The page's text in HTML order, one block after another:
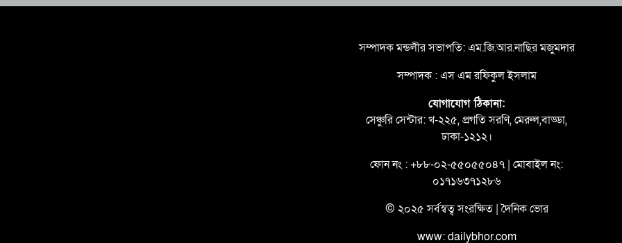
সম্পাদক মন্ডলীর সভাপতি: এম.জি.আর.নাছির মজুমদার
সম্পাদক : এস এম রফিকুল ইসলাম
যোগাযোগ ঠিকানা:
সেঞ্চুরি সেন্টার: খ-২২৫, প্রগতি সরণি, মেরুল,বাড্ডা,
ঢাকা-১২১২।
ফোন নং : +৮৮-০২-৫৫০৫৫০৪৭ | মোবাইল নং:
০১৭১৬৩৭১২৮৬
© ২০২৫ সর্বস্বত্ব সংরক্ষিত | দৈনিক ভোর
www: dailybhor.com